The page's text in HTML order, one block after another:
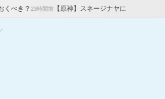
原神】スネージナヤにもお胸格差があるんだね 酷いね